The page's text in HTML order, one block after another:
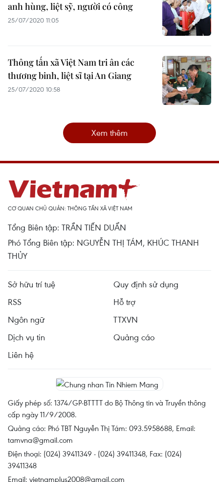
anh hùng, liệt sỹ, người có công
25/07/2020 11:05
Thông tấn xã Việt Nam tri ân các
thương binh, liệt sĩ tại An Giang
25/07/2020 10:58
Xem thêm
CƠ QUAN CHỦ QUẢN: THÔNG TẤN XÃ VIỆT NAM
Tổng Biên tập: TRẦN TIẾN DUẨN
Phó Tổng Biên tập: NGUYỄN THỊ TÁM, KHÚC THANH
THỦY
Sở hữu trí tuệ
Quy định sử dụng
RSS
Hỗ trợ
Ngôn ngữ
TTXVN
Dịch vụ tin
Quảng cáo
Liên hệ
Giấy phép số: 1374/GP-BTTTT do Bộ Thông tin và Truyền thông
cấp ngày 11/9/2008.
Quảng cáo: Phó TBT Nguyễn Thị Tám: 093.5958688, Email:
tamvna@gmail.com
Điện thoại: (024) 39411349 - (024) 39411348, Fax: (024)
39411348
Email: vietnamplus2008@gmail.com